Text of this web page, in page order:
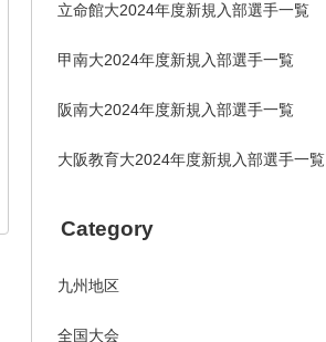
立命館大2024年度新規入部選手一覧
甲南大2024年度新規入部選手一覧
阪南大2024年度新規入部選手一覧
大阪教育大2024年度新規入部選手一覧
Category
九州地区
全国大会